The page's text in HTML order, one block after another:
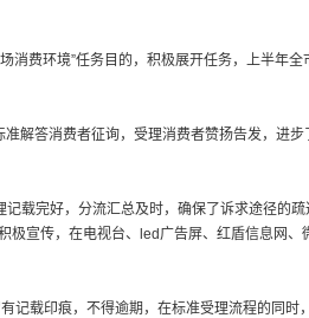
费环境”任务目的，积极展开任务，上半年
答消费者征询，受理消费者赞扬告发，进步
载完好，分流汇总及时，确保了诉求途径的
宣传，在电视台、led广告屏、红盾信息网
载印痕，不得逾期，在标准受理流程的同